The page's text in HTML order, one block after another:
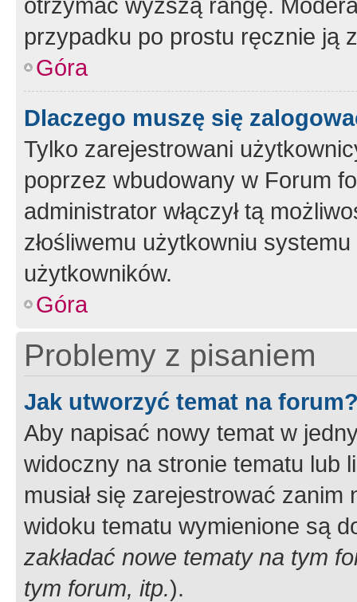
przypadku po prostu ręcznie ją
Góra
Dlaczego muszę się
Tylko zarejestrowani
poprzez wbudowany w Forum
administrator włączył tą
złośliwemu użytkowniu
użytkowników.
Góra
Problemy z pisaniem
Jak utworzyć temat na
Aby napisać nowy temat w
widoczny na stronie tematu lub
musiał się zarejestrować
widoku tematu wymienione są
zakładać nowe tematy na tym
tym forum, itp.).